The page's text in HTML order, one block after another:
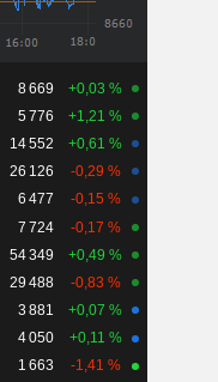
8 669
+0,03 %
5 776
+1,21 %
14 552
+0,61 %
26 126
-0,29 %
6 477
-0,15 %
7 724
-0,17 %
54 349
+0,49 %
29 488
-0,83 %
3 881
+0,07 %
4 050
+0,11 %
1 663
-1,41 %